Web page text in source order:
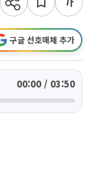
구글 선호매체 추가
00:00 / 03:50